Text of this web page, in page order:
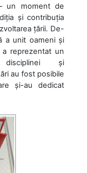
un moment de
și contribuția
țării. De-
a unit oameni și
reprezentat un
și
au fost posibile
și-au dedicat